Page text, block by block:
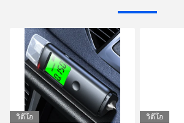
วิดีโอ วิดีโอ